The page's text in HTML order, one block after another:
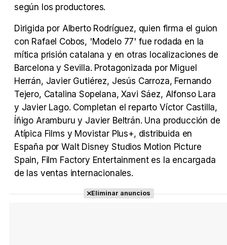
según los productores.
Dirigida por Alberto Rodríguez, quien firma el guion
con Rafael Cobos, 'Modelo 77' fue rodada en la
mítica prisión catalana y en otras localizaciones de
Barcelona y Sevilla. Protagonizada por Miguel
Herrán, Javier Gutiérez, Jesús Carroza, Fernando
Tejero, Catalina Sopelana, Xavi Sáez, Alfonso Lara
y Javier Lago. Completan el reparto Víctor Castilla,
Íñigo Aramburu y Javier Beltrán. Una producción de
Atípica Films y Movistar Plus+, distribuida en
España por Walt Disney Studios Motion Picture
Spain, Film Factory Entertainment es la encargada
de las ventas internacionales.
Eliminar anuncios